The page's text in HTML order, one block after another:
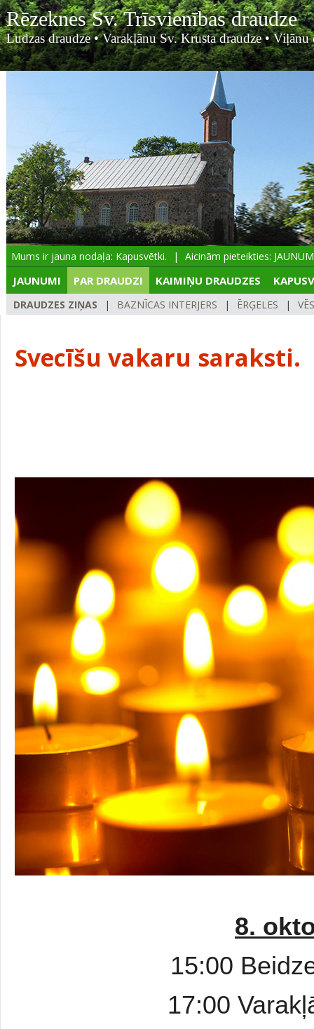
Rēzeknes Sv. Trīsvienības draudze
Ludzas draudze•Varakļānu Sv. Krusta draudze•Viļānu
Mums ir jauna nodaļa: Kapusvētki. Aicinām pieteikties:
JAUNUMI PAR DRAUDZI KAIMIŅU DRAUDZES
DRAUDZES ZIŅAS | BAZNĪCAS INTERJERS | ĒRĢELES |
Svecīšu vakaru saraksti.
8.
15:00
17:00